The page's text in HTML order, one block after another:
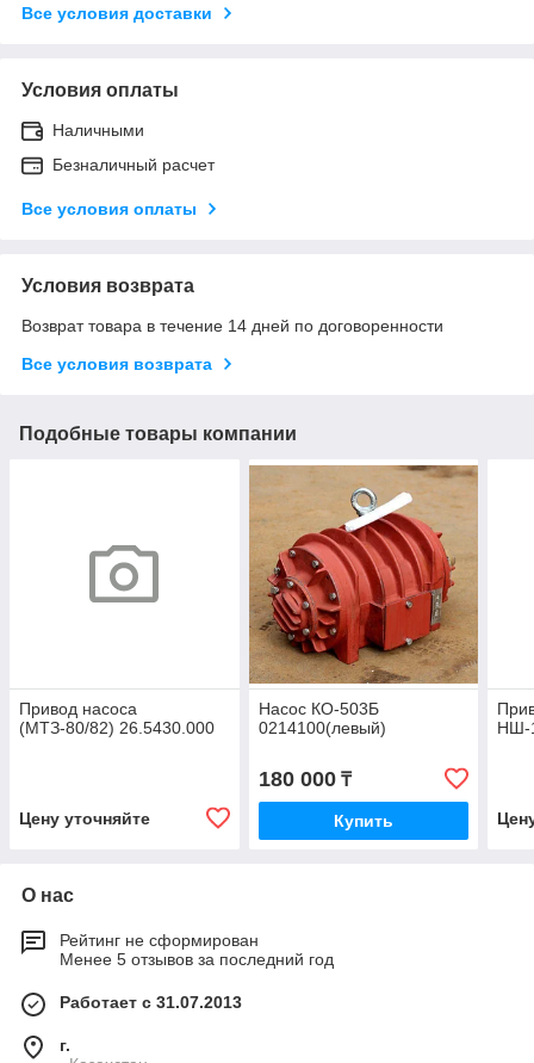
Все условия доставки
Условия оплаты
Наличными
Безналичный расчет
Все условия оплаты
Условия возврата
Возврат товара в течение 14 дней по договоренности
Все условия возврата
Подобные товары компании
Привод насоса
(МТЗ-80/82) 26.5430.000
Цену уточняйте
Насос КО-503Б
0214100(левый)
180 000₸
Купить
НШ-
О нас
Рейтинг не сформирован
Менее 5 отзывов за последний год
Работает с 31.07.2013
г.